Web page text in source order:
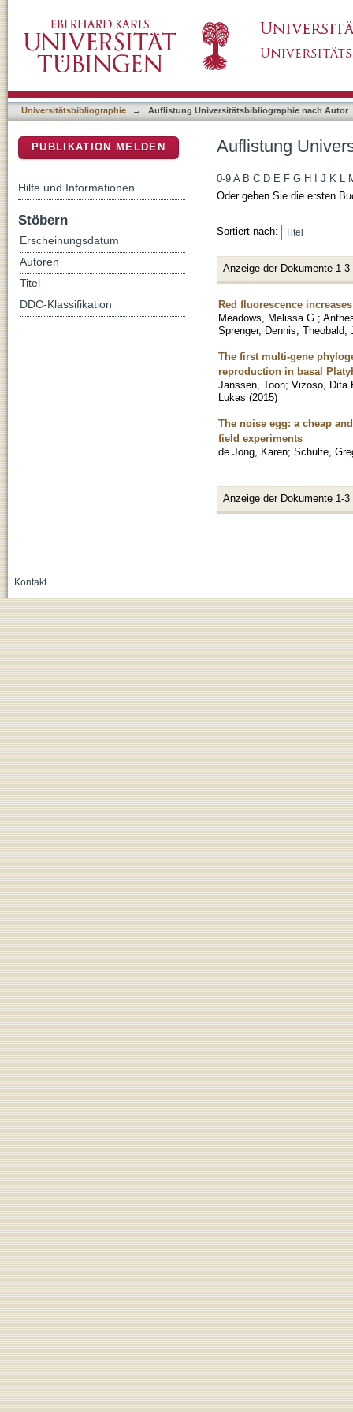
Universitätsbibliographie → Auflistung Universitätsbibliographie nach Autor
Auflistung
0-9 A B C D E F G H J K L
Oder geben Sie die ersten
Sortiert nach:
Anzeige der Dokumente 1-3
Red fluorescence
Meadows, Melissa G. ;
Sprenger, Dennis; Theobald,
The first multi-gene
reproduction in basal
Janssen, Toon; Vizoso, Dita
Lukas (2015)
The noise egg: a cheap
field experiments
de Jong, Karen; Schulte,
Anzeige der Dokumente 1-3
PUBLIKATION MELDEN
Hilfe und Informationen
Stöbern
Erscheinungsdatum
Autoren
Titel
DDC-Klassifikation
Kontakt